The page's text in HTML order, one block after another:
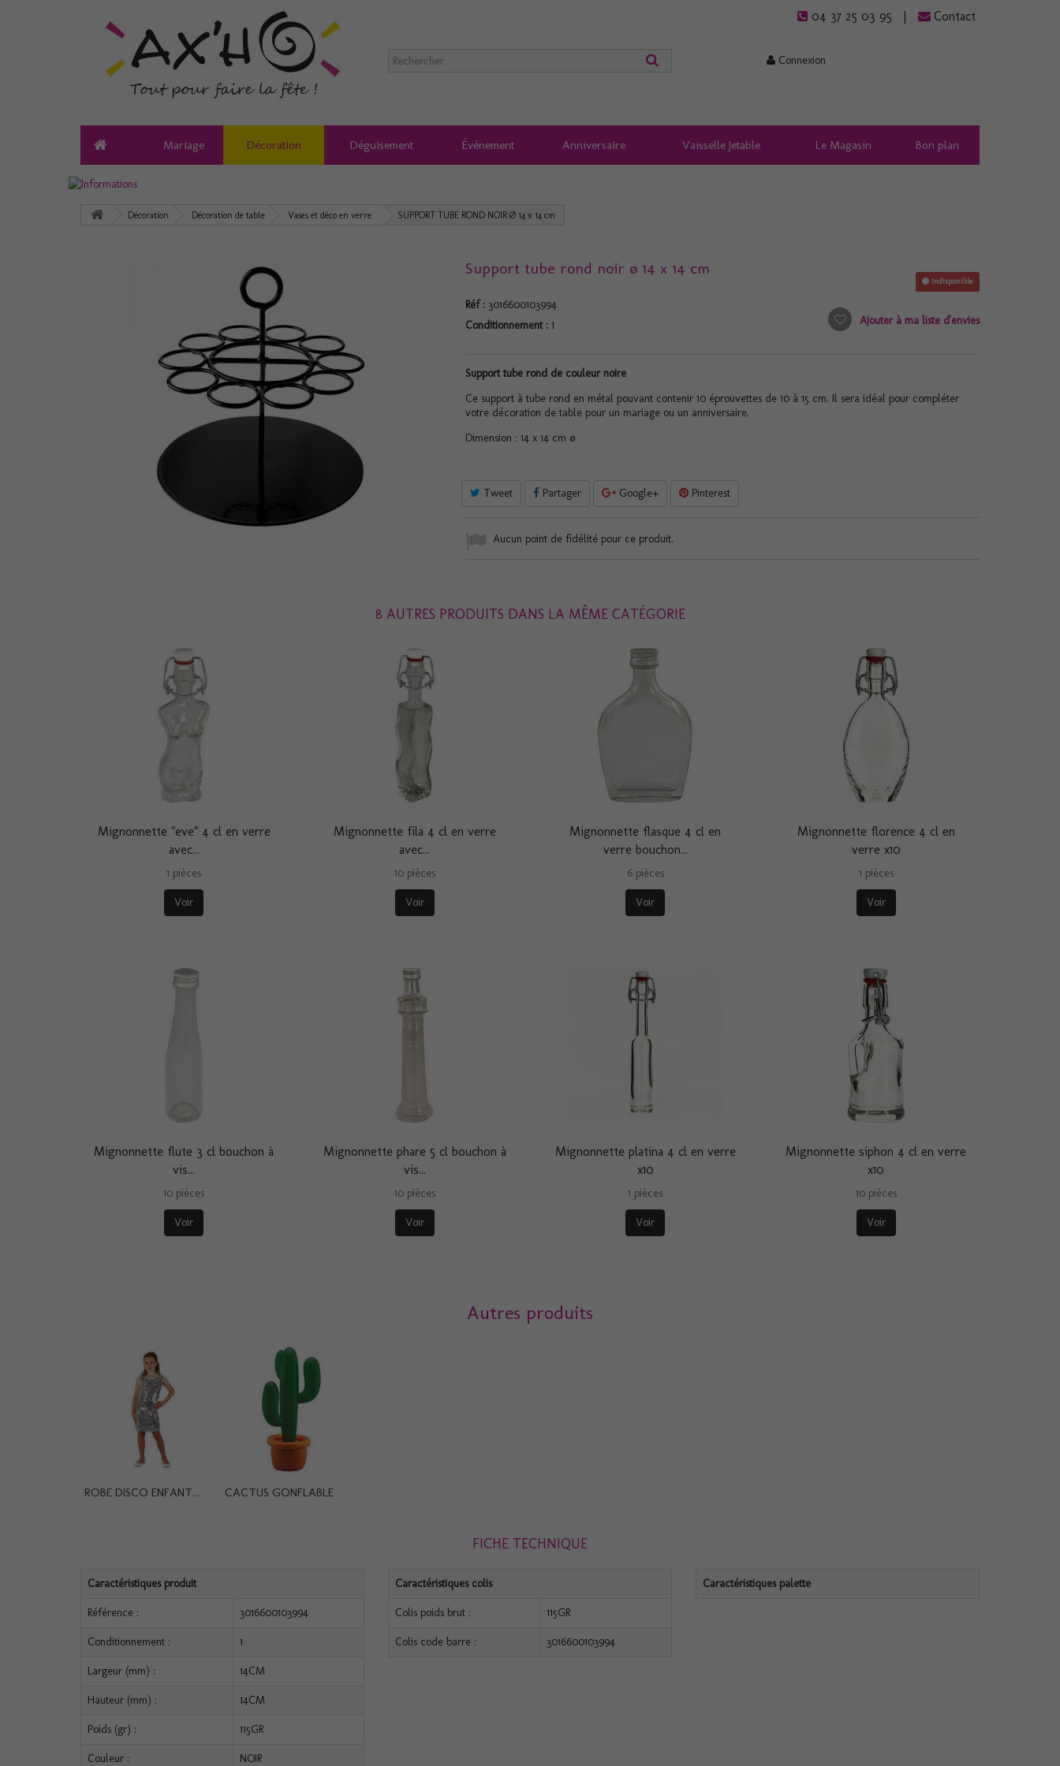
04 37 25 03 95 Contact
Connexion
Mariage Décoration Déguisement Événement Anniversaire Vaisselle Jetable Le Magasin Bon plan
Décoration Décoration de table Vases et déco en verre SUPPORT TUBE ROND NOIR Ø 14 x 14 cm
Support tube rond noir ø 14 x 14 cm
Réf : 3016600103994
Conditionnement : 1
Indisponible
Ajouter à ma liste d'envies
Support tube rond de couleur noire
Ce support à tube rond en métal pouvant contenir 10 éprouvettes de 10 à 15 cm. Il sera idéal pour compléter
votre décoration de table pour un mariage ou un anniversaire.
Dimension : 14 x 14 cm ø
Tweet Partager Google+ Pinterest
Aucun point de fidélité pour ce produit.
8 AUTRES PRODUITS DANS LA MÊME CATÉGORIE
Mignonnette "eve" 4 cl en verre
avec...
1 pièces
Voir
Mignonnette fila 4 cl en verre
avec...
10 pièces
Voir
Mignonnette flasque 4 cl en
verre bouchon...
6 pièces
Voir
Mignonnette florence 4 cl en
verre x10
1 pièces
Voir
Mignonnette flute 3 cl bouchon à
vis...
10 pièces
Voir
Mignonnette phare 5 cl bouchon à
vis...
10 pièces
Voir
Mignonnette platina 4 cl en verre
x10
1 pièces
Voir
Mignonnette siphon 4 cl en verre
x10
10 pièces
Voir
Autres produits
ROBE DISCO ENFANT... CACTUS GONFLABLE
FICHE TECHNIQUE
Caractéristiques produit
Référence : 3016600103994
Conditionnement : 1
Largeur (mm) : 14CM
Hauteur (mm) : 14CM
Poids (gr) : 115GR
Couleur : NOIR
Caractéristiques colis
Colis poids brut : 115GR
Colis code barre : 3016600103994
Caractéristiques palette